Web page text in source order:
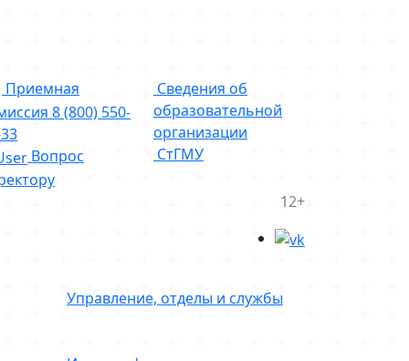
Приемная
8 (800) 550-
Вопрос
Сведения об
образовательной
организации
СтГМУ
12+
Управление, отделы и службы